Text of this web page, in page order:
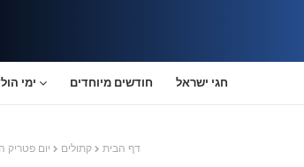
ימי חודשים מיוחדים חגי ישראל
דף הבית קתולים יום פטריק